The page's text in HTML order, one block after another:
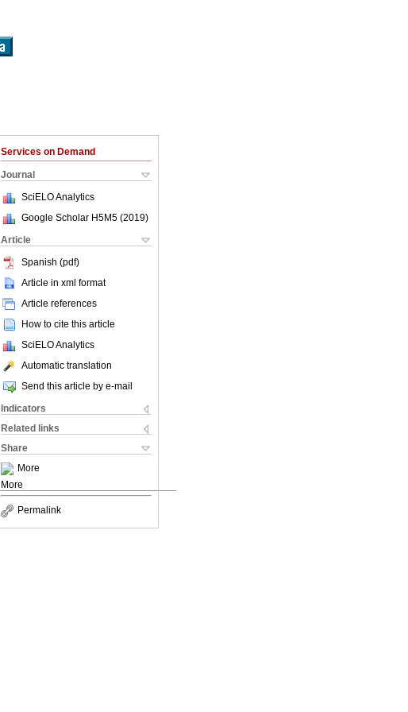
Services on Demand
Journal
SciELO Analytics
Google Scholar H5M5 (2019)
Article
Spanish (pdf)
Article in xml format
Article references
How to cite this article
SciELO Analytics
Automatic translation
Send this article by e-mail
Indicators
Related links
Share
More
More
Permalink